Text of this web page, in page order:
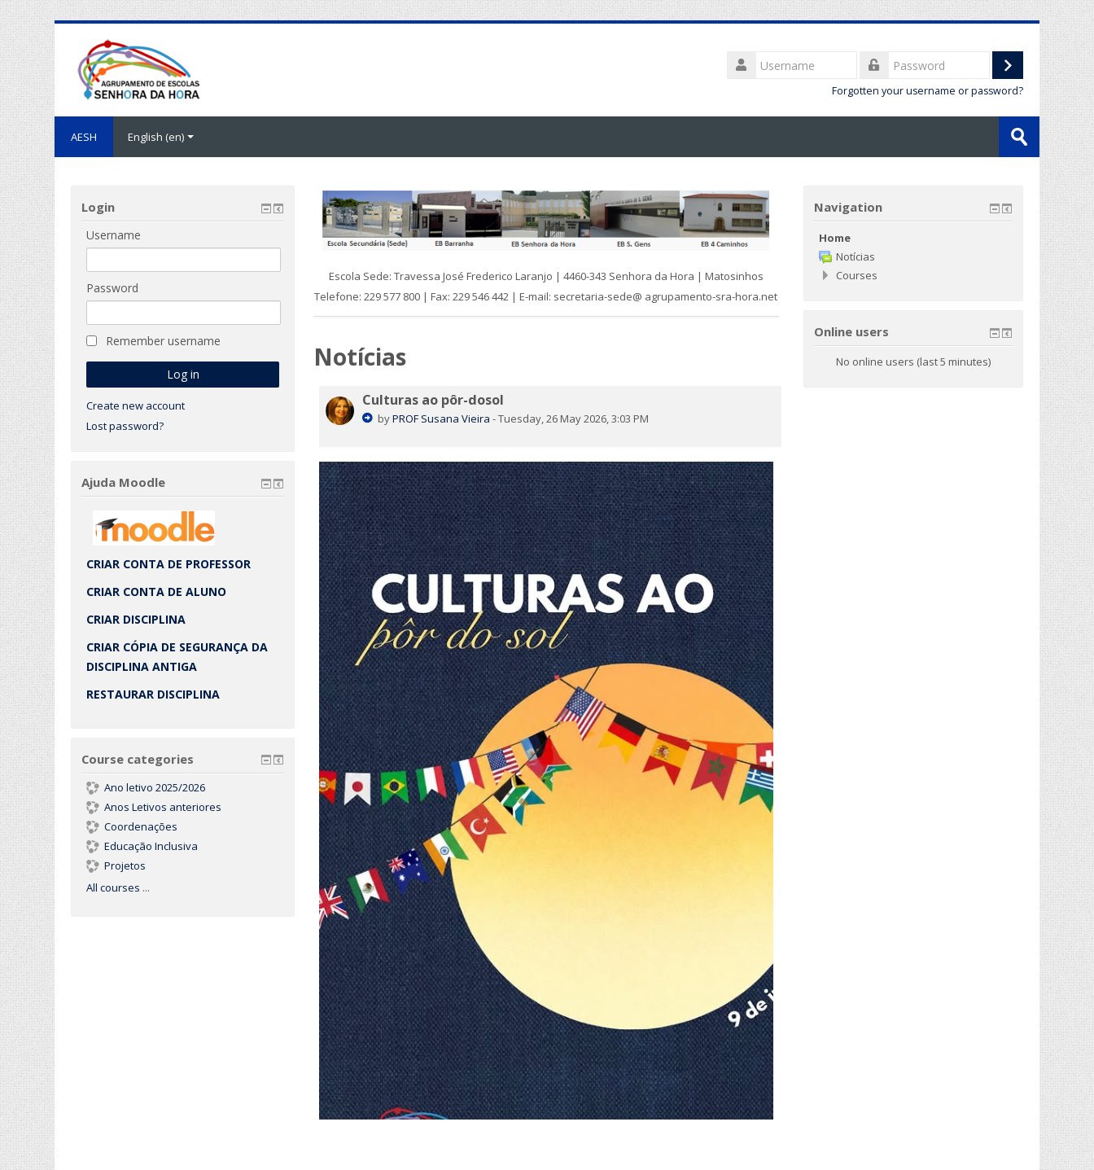
Username
Log
Forgotten your username or password?
AESH English ‎(en)‎ Submit
Escola Sede: Travessa José Frederico Laranjo | 4460-343 Senhora da Hora | Matosinhos
Telefone: 229 577 800 | Fax: 229 546 442 | E-mail: secretaria-sede@ agrupamento-sra-hora.net
Notícias
Culturas ao pôr-dosol
byPROF Susana Vieira -Tuesday, 26 May 2026, 3:03 PM
Login
Username
Password
Remember username
Create new account
Lost password?
Ajuda Moodle
CRIAR CONTA DE PROFESSOR
CRIAR CONTA DE ALUNO
CRIAR DISCIPLINA
CRIAR CÓPIA DE SEGURANÇA DA
DISCIPLINA ANTIGA
RESTAURAR DISCIPLINA
Course categories
Ano letivo 2025/2026
Anos Letivos anteriores
Coordenações
Educação Inclusiva
Projetos
All courses ...
Navigation
Home
Notícias
Courses
Online users
No online users (last 5 minutes)